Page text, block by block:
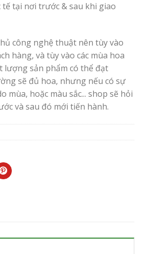
tại nơi trước & sau khi giao
công nghệ thuật nên tùy vào
hàng, và tùy vào các mùa hoa
lượng sản phẩm có thể đạt
sẽ đủ hoa, nhưng nếu có sự
mùa, hoặc màu sắc... shop sẽ hỏi
và sau đó mới tiến hành.